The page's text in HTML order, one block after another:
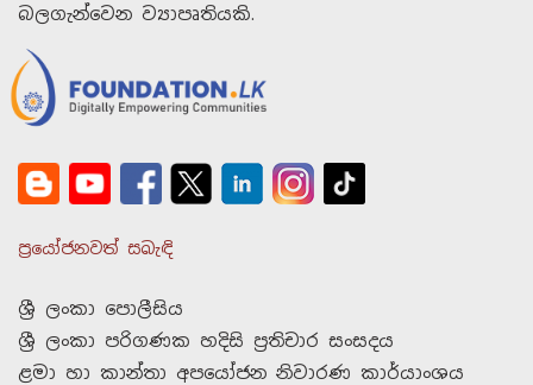
බලගැන්වෙන ව්‍යාපෘතියකි.
ප්‍රයෝජනවත් සබැඳි
ශ්‍රී ලංකා පොලීසිය
ශ්‍රී ලංකා පරිගණක හදිසි ප්‍රතිචාර සංසදය
ළමා හා කාන්තා අපයෝජන නිවාරණ කාර්යාංශය